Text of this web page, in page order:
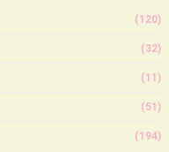
(120)
(32)
(11)
(51)
(194)